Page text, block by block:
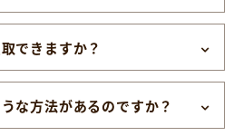
できますか？
な方法があるのですか？